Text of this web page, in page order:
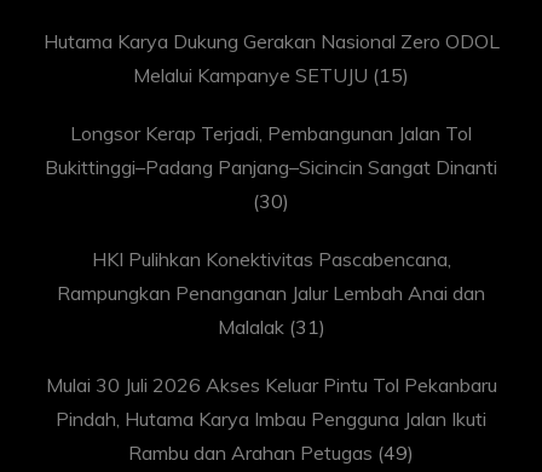
Hutama Karya Dukung Gerakan Nasional Zero ODOL
Melalui Kampanye SETUJU (15)
Longsor Kerap Terjadi, Pembangunan Jalan Tol
Bukittinggi–Padang Panjang–Sicincin Sangat Dinanti
(30)
HKI Pulihkan Konektivitas Pascabencana,
Rampungkan Penanganan Jalur Lembah Anai dan
Malalak (31)
Mulai 30 Juli 2026 Akses Keluar Pintu Tol Pekanbaru
Pindah, Hutama Karya Imbau Pengguna Jalan Ikuti
Rambu dan Arahan Petugas (49)